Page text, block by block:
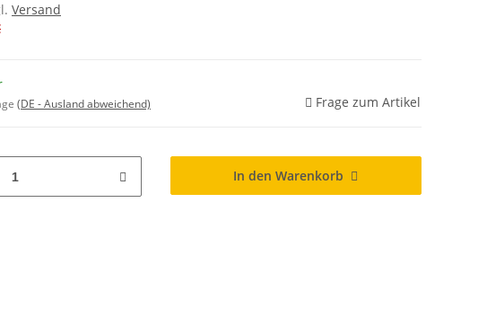
Versand
(DE - Ausland abweichend) Frage zum Artikel
In den Warenkorb